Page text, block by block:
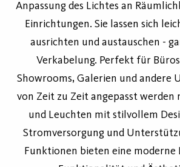
Anpassung des Lichtes an
Einrichtungen. Sie lassen sich
ausrichten und austauschen -
Verkabelung. Perfekt für
Showrooms, Galerien und andere
von Zeit zu Zeit angepasst werden
und Leuchten mit stilvollem
Stromversorgung und
Funktionen bieten eine moderne